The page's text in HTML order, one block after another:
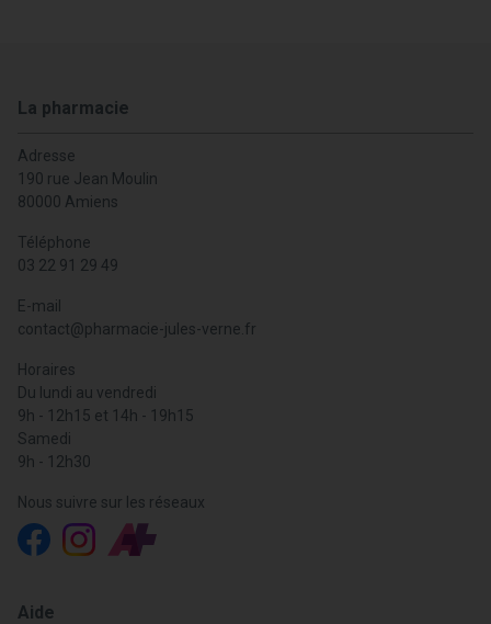
La pharmacie
Adresse
190 rue Jean Moulin
80000 Amiens
Téléphone
03 22 91 29 49
E-mail
contact@pharmacie-jules-verne.fr
Horaires
Du lundi au vendredi
9h - 12h15 et 14h - 19h15
Samedi
9h - 12h30
Nous suivre sur les réseaux
Aide